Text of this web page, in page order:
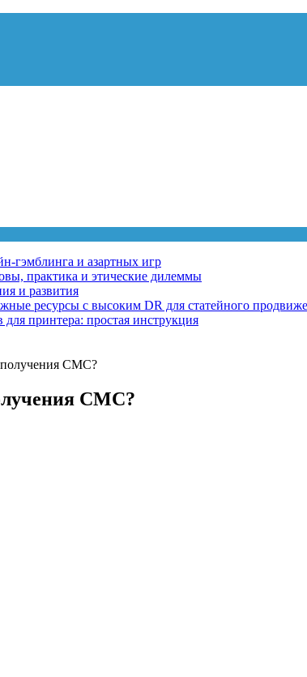
гэмблинга и азартных игр
практика и этические дилеммы
и развития
ресурсы с высоким DR для статейного
принтера: простая инструкция
получения СМС?
СМС?